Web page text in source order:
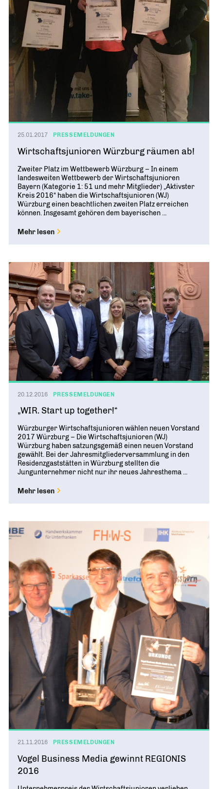
25.01.2017 PRESSEMELDUNGEN
Wirtschaftsjunioren Würzburg räumen ab!
Zweiter Platz im Wettbewerb Würzburg – In einem
landesweiten Wettbewerb der Wirtschaftsjunioren
Bayern (Kategorie 1: 51 und mehr Mitglieder) „Aktivster
Kreis 2016“ haben die Wirtschaftsjunioren (WJ)
Würzburg einen beachtlichen zweiten Platz erreichen
können. Insgesamt gehören dem bayerischen ...
Mehr lesen
20.12.2016 PRESSEMELDUNGEN
„WIR. Start up together!“
Würzburger Wirtschaftsjunioren wählen neuen Vorstand
2017 Würzburg – Die Wirtschaftsjunioren (WJ)
Würzburg haben satzungsgemäß einen neuen Vorstand
gewählt. Bei der Jahresmitgliederversammlung in den
Residenzgaststätten in Würzburg stellten die
Jungunternehmer nicht nur ihr neues Jahresthema ...
Mehr lesen
21.11.2016 PRESSEMELDUNGEN
Vogel Business Media gewinnt REGIONIS
2016